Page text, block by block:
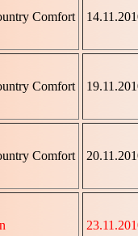
Comfort
Comfort
Comfort